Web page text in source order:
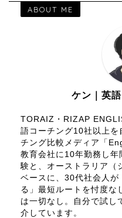
ABOUT ME
ケン｜英
TORAIZ・RIZAP
語コーチング10社以上を
チング比較メディア「
教育会社に10年勤務し年
験と、オーストラリア（
ベースに、30代社会人が
る」最短ルートを忖度な
は一切なし。自分で試し
介しています。